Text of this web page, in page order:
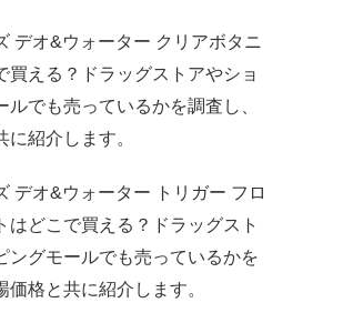
デオ&ウォーター クリアボタニ
買える？ドラッグストアやショ
ルでも売っているかを調査し、
紹介します。
デオ&ウォーター トリガー フロ
はどこで買える？ドラッグスト
ングモールでも売っているかを
価格と共に紹介します。